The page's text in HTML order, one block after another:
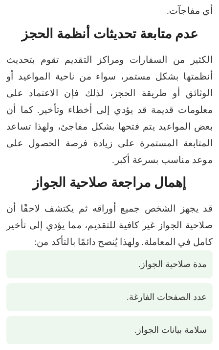
أي مفاجآت.
عدم متابعة تحديثات أنظمة الحجز
الكثير من السفارات ومراكز التقديم تقوم بتحديث
أنظمتها بشكل مستمر، سواء من ناحية المواعيد أو
الوثائق أو طريقة الحجز، لذلك فإن الاعتماد على
معلومات قديمة قد يؤدي إلى أخطاء وتأخير. كما أن
بعض المواعيد يتم فتحها بشكل مفاجئ، ولهذا تساعد
المتابعة المستمرة على زيادة فرصة الحصول على
موعد مناسب بسرعة أكبر.
إهمال مراجعة صلاحية الجواز
قد يجهز الشخص جميع أوراقه ثم يكتشف لاحقًا أن
صلاحية الجواز غير كافية للتقديم، مما يؤدي إلى تأخير
كامل في المعاملة. ولهذا يُنصح دائمًا بالتأكد من:
مدة صلاحية الجواز.
عدد الصفحات الفارغة.
سلامة بيانات الجواز.